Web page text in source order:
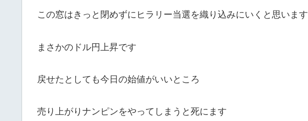
この窓はきっと閉めずにヒラリー当選を織り込みにいくと思います
まさかのドル円上昇です
戻せたとしても今日の始値がいいところ
売り上がりナンピンをやってしまうと死にます